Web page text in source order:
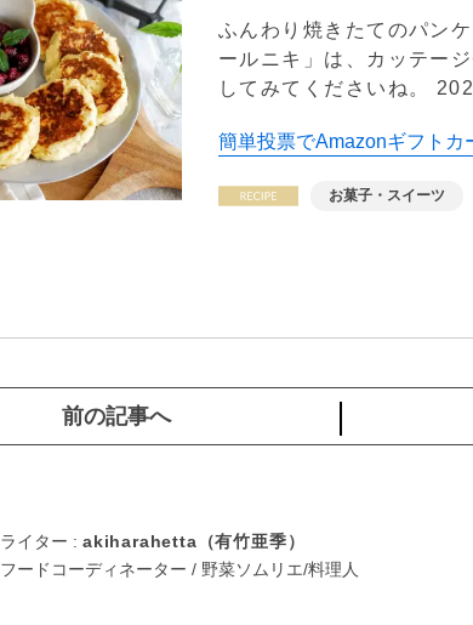
ふんわり焼きたてのパン
ールニキ」は、カッテー
してみてくださいね。
簡単投票でAmazonギフトカ
お菓子・スイーツ
前の記事へ
ライター : akiharahetta（有竹亜季）
フードコーディネーター / 野菜ソムリエ/料理人